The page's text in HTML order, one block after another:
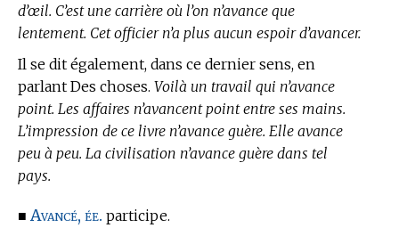
d’œil. C’est une carrière où l’on n’avance que
lentement. Cet officier n’a plus aucun espoir d’avancer.
Il se dit également, dans ce dernier sens, en
parlant Des choses. Voilà un travail qui n’avance
point. Les affaires n’avancent point entre ses mains.
L’impression de ce livre n’avance guère. Elle avance
peu à peu. La civilisation n’avance guère dans tel
pays.
■Avancé, ée. participe.